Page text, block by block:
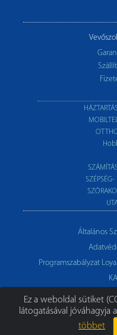
SZÉPSÉG-
Általános
Programszabályzat
© 2026
Ez a weboldal sütiket
látogatásával jóváhagyja
többet